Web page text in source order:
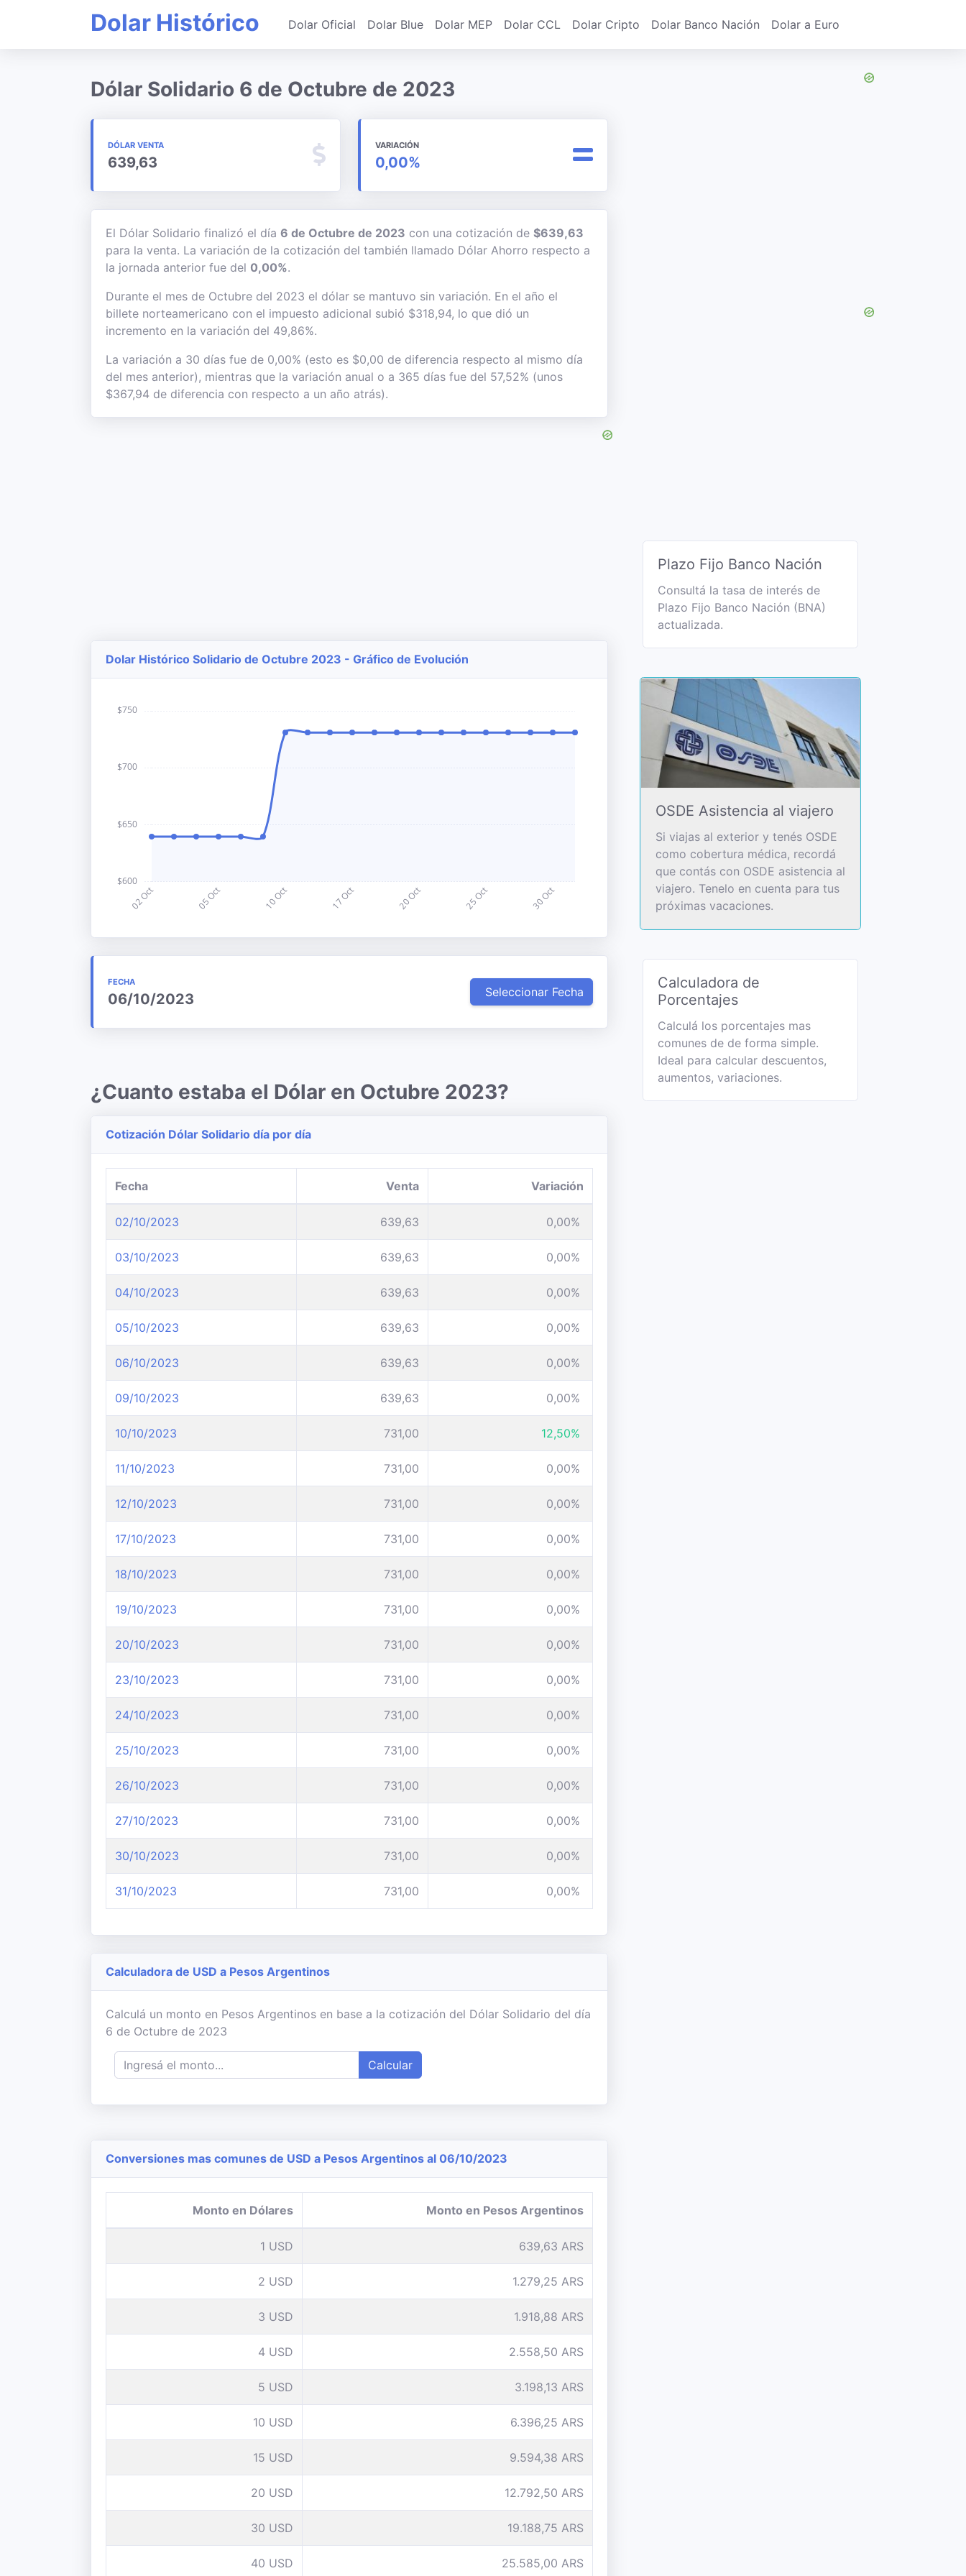
Dolar Histórico Dolar Oficial Dolar Blue Dolar MEP Dolar CCL Dolar Cripto Dolar Banco Nación Dolar a Euro
Dólar Solidario 6 de Octubre de 2023
DÓLAR VENTA
639,63
VARIACIÓN
0,00%
El Dólar Solidario finalizó el día 6 de Octubre de 2023 con una cotización de $639,63
para la venta. La variación de la cotización del también llamado Dólar Ahorro respecto a
la jornada anterior fue del 0,00%.
Durante el mes de Octubre del 2023 el dólar se mantuvo sin variación. En el año el
billete norteamericano con el impuesto adicional subió $318,94, lo que dió un
incremento en la variación del 49,86%.
La variación a 30 días fue de 0,00% (esto es $0,00 de diferencia respecto al mismo día
del mes anterior), mientras que la variación anual o a 365 días fue del 57,52% (unos
$367,94 de diferencia con respecto a un año atrás).
Dolar Histórico Solidario de Octubre 2023 - Gráfico de Evolución
FECHA
06/10/2023 Seleccionar Fecha
¿Cuanto estaba el Dólar en Octubre 2023?
Cotización Dólar Solidario día por día
Fecha Venta Variación
02/10/2023 639,63 0,00%
03/10/2023 639,63 0,00%
04/10/2023 639,63 0,00%
05/10/2023 639,63 0,00%
06/10/2023 639,63 0,00%
09/10/2023 639,63 0,00%
10/10/2023 731,00 12,50%
11/10/2023 731,00 0,00%
12/10/2023 731,00 0,00%
17/10/2023 731,00 0,00%
18/10/2023 731,00 0,00%
19/10/2023 731,00 0,00%
20/10/2023 731,00 0,00%
23/10/2023 731,00 0,00%
24/10/2023 731,00 0,00%
25/10/2023 731,00 0,00%
26/10/2023 731,00 0,00%
27/10/2023 731,00 0,00%
30/10/2023 731,00 0,00%
31/10/2023 731,00 0,00%
Calculadora de USD a Pesos Argentinos
Calculá un monto en Pesos Argentinos en base a la cotización del Dólar Solidario del día
6 de Octubre de 2023
Calcular
Conversiones mas comunes de USD a Pesos Argentinos al 06/10/2023
Monto en Dólares Monto en Pesos Argentinos
1 USD 639,63 ARS
2 USD 1.279,25 ARS
3 USD 1.918,88 ARS
4 USD 2.558,50 ARS
5 USD 3.198,13 ARS
10 USD 6.396,25 ARS
15 USD 9.594,38 ARS
20 USD 12.792,50 ARS
30 USD 19.188,75 ARS
40 USD 25.585,00 ARS
Plazo Fijo Banco Nación
Consultá la tasa de interés de
Plazo Fijo Banco Nación (BNA)
actualizada.
OSDE Asistencia al viajero
Si viajas al exterior y tenés OSDE
como cobertura médica, recordá
que contás con OSDE asistencia al
viajero. Tenelo en cuenta para tus
próximas vacaciones.
Calculadora de
Porcentajes
Calculá los porcentajes mas
comunes de de forma simple.
Ideal para calcular descuentos,
aumentos, variaciones.